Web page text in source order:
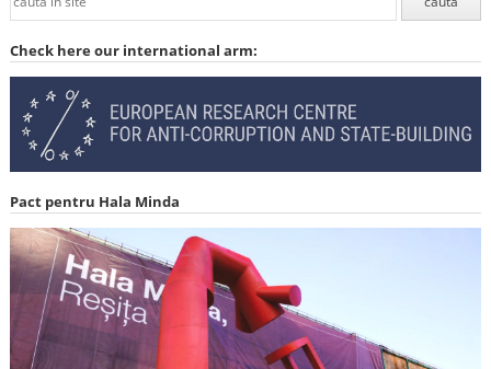
Check here our international arm:
Pact pentru Hala Minda